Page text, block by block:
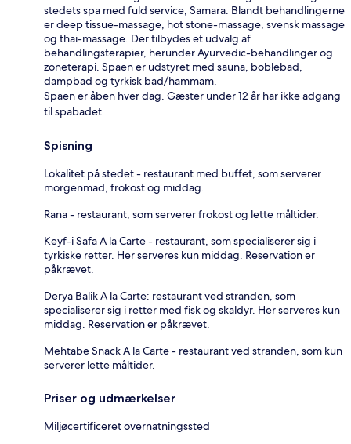
stedets spa med fuld service, Samara. Blandt behandlingerne
er deep tissue-massage, hot stone-massage, svensk massage
og thai-massage. Der tilbydes et udvalg af
behandlingsterapier, herunder Ayurvedic-behandlinger og
zoneterapi. Spaen er udstyret med sauna, boblebad,
dampbad og tyrkisk bad/hammam.
Spaen er åben hver dag. Gæster under 12 år har ikke adgang
til spabadet.
Spisning
Lokalitet på stedet - restaurant med buffet, som serverer
morgenmad, frokost og middag.
Rana - restaurant, som serverer frokost og lette måltider.
Keyf-i Safa A la Carte - restaurant, som specialiserer sig i
tyrkiske retter. Her serveres kun middag. Reservation er
påkrævet.
Derya Balik A la Carte: restaurant ved stranden, som
specialiserer sig i retter med fisk og skaldyr. Her serveres kun
middag. Reservation er påkrævet.
Mehtabe Snack A la Carte - restaurant ved stranden, som kun
serverer lette måltider.
Priser og udmærkelser
Miljøcertificeret overnatningssted